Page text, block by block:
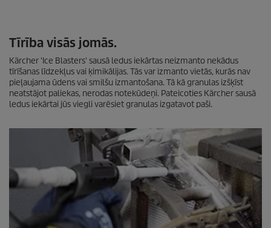
Tīrība visās jomās.
Kärcher 'Ice Blasters' sausā ledus iekārtas neizmanto nekādus
tīrīšanas līdzekļus vai ķimikālijas. Tās var izmanto vietās, kurās nav
pieļaujama ūdens vai smilšu izmantošana. Tā kā granulas izšķīst
neatstājot paliekas, nerodas notekūdeņi. Pateicoties Kärcher sausā
ledus iekārtai jūs viegli varēsiet granulas izgatavot paši.